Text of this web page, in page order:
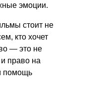
эмоции.
стоит не
кто хочет
— это не
и право на
помощь